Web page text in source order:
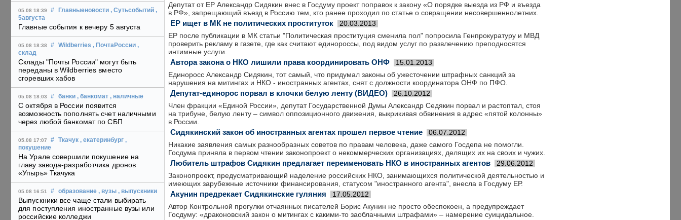
05.08 18:39 # Главныеновости , Сутьсобытий ,
5августа
Главные события к вечеру 5 августа
05.08 18:38 # Wildberries , ПочтаРоссии ,
склад
Склады "Почты России" могут быть
переданы в Wildberries вместо
сгоревших хабов
05.08 18:03 # банки , банкомат , наличные
С октября в России появится
возможность пополнять счет наличными
через любой банкомат по СБП
05.08 17:07 # Ткачук , екатеринбург ,
покушение
На Урале совершили покушение на
главу завода-разработчика дронов
«Упырь» Ткачука
05.08 16:51 # образование , вузы , выпускники
Выпускники все чаще стали выбирать
для поступления иностранные вузы или
российские колледжи
Депутат от ЕР Александр Сидякин внес в Госдуму проект поправок к закону «О порядке выезда из РФ и въезда
в РФ», запрещающий въезд в Россию тем, кто ранее проходил по статье о совращении несовершеннолетних.
ЕР ищет в МК не политических проституток 20.03.2013
ЕР после публикации в МК статьи "Политическая проституция сменила пол" попросила Генпрокуратуру и МВД
проверить рекламу в газете, где как считают единороссы, под видом услуг по развлечению преподносятся
интимные услуги.
Автора закона о НКО лишили права координировать ОНФ 15.01.2013
Единоросс Александр Сидякин, тот самый, что придумал законы об ужесточении штрафных санкций за
нарушения на митингах и НКО - иностранных агентах, снят с должности координатора ОНФ по ПФО.
Депутат-единорос порвал в клочки белую ленту (ВИДЕО) 26.10.2012
Член фракции «Единой России», депутат Государственной Думы Александр Седякин порвал и растоптал, стоя
на трибуне, белую ленту – символ оппозиционного движения, выкрикивая обвинения в адрес «пятой колонны»
в России.
Сидякинский закон об иностранных агентах прошел первое чтение 06.07.2012
Никакие заявления самых разнообразных советов по правам человека, даже самого Госдепа не помогли.
Госдума приняла в первом чтении законопроект о некоммерческих организациях, делящих их на своих и чужих.
Любитель штрафов Сидякин предлагает переименовать НКО в иностранных агентов 29.06.2012
Законопроект, предусматривающий наделение российских НКО, занимающихся политической деятельностью и
имеющих зарубежные источники финансирования, статусом "иностранного агента", внесла в Госдуму ЕР.
Акунин предрекает Сидякинские гуляния 17.05.2012
Автор Контрольной прогулки отчаянных писателей Борис Акунин не просто обеспокоен, а предупреждает
Госдуму: «драконовский закон о митингах с какими-то заоблачными штрафами» – намерение суицидальное.